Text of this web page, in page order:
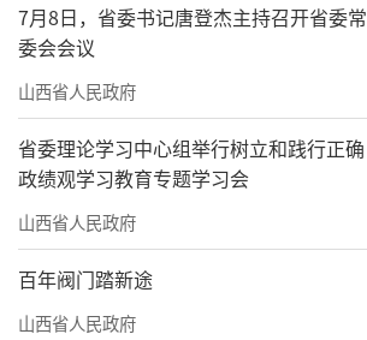
7月8日，省委书记唐登杰主持召开省委常
委会会议
山西省人民政府
省委理论学习中心组举行树立和践行正确
政绩观学习教育专题学习会
山西省人民政府
百年阀门踏新途
山西省人民政府